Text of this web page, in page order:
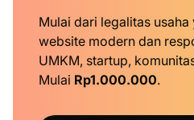
Mulai dari legalitas usaha
website modern dan
UMKM, startup,
Mulai Rp1.000.000.